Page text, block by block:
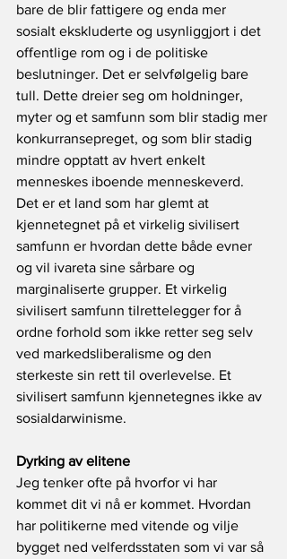
bare de blir fattigere og enda mer
sosialt ekskluderte og usynliggjort i det
offentlige rom og i de politiske
beslutninger. Det er selvfølgelig bare
tull. Dette dreier seg om holdninger,
myter og et samfunn som blir stadig mer
konkurransepreget, og som blir stadig
mindre opptatt av hvert enkelt
menneskes iboende menneskeverd.
Det er et land som har glemt at
kjennetegnet på et virkelig sivilisert
samfunn er hvordan dette både evner
og vil ivareta sine sårbare og
marginaliserte grupper. Et virkelig
sivilisert samfunn tilrettelegger for å
ordne forhold som ikke retter seg selv
ved markedsliberalisme og den
sterkeste sin rett til overlevelse. Et
sivilisert samfunn kjennetegnes ikke av
sosialdarwinisme.
Dyrking av elitene
Jeg tenker ofte på hvorfor vi har
kommet dit vi nå er kommet. Hvordan
har politikerne med vitende og vilje
bygget ned velferdsstaten som vi var så